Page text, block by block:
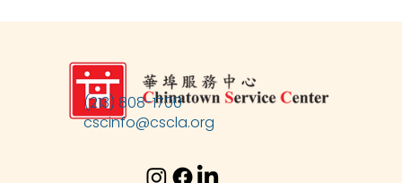
(213) 808-1700
cscinfo@cscla.org